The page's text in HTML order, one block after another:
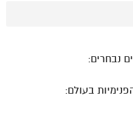
נבחרים:
בעולם: